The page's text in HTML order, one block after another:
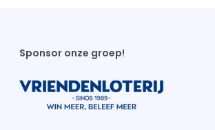
Sponsor onze groep!